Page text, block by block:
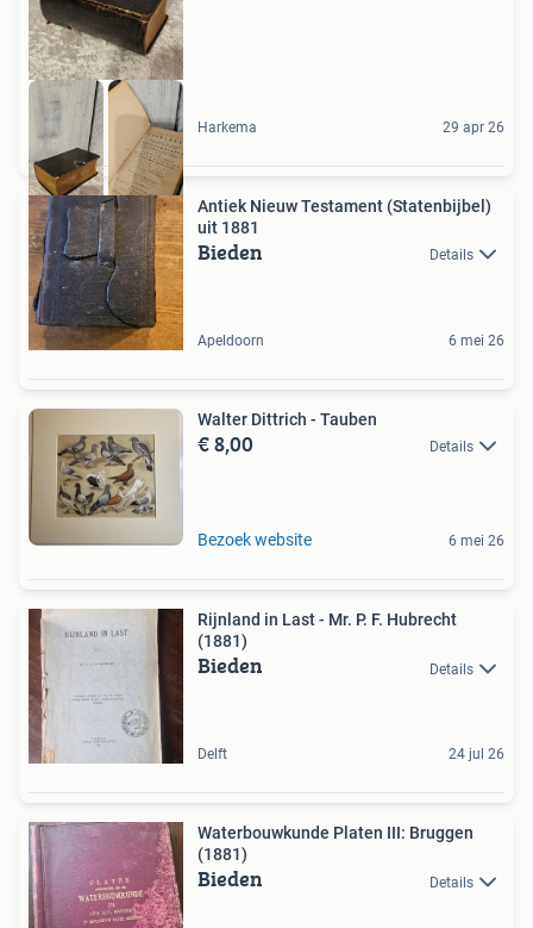
Harkema 29 apr 26
Antiek Nieuw Testament (Statenbijbel)
uit 1881
Bieden Details
Apeldoorn 6 mei 26
Walter Dittrich - Tauben
€ 8,00 Details
Bezoek website 6 mei 26
Rijnland in Last - Mr. P. F. Hubrecht
(1881)
Bieden Details
Delft 24 jul 26
Waterbouwkunde Platen III: Bruggen
(1881)
Bieden Details